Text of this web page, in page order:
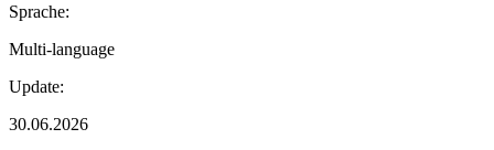
Sprache:
Multi-language
Update:
30.06.2026